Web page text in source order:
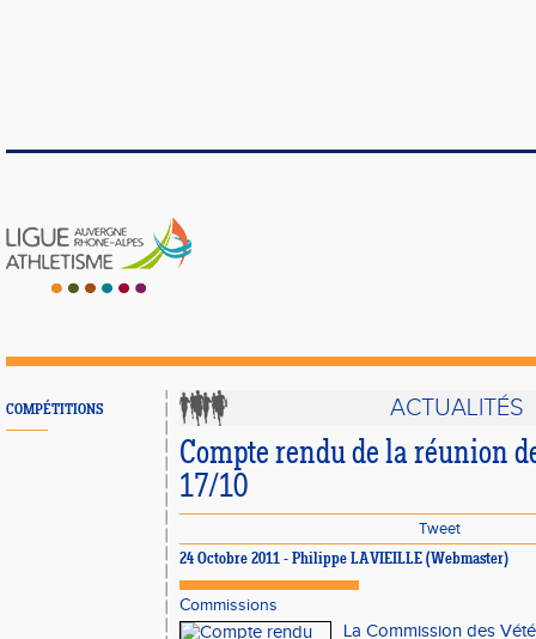
COMPÉTITIONS ACTUALITÉS
Compte rendu de la réunion
17/10
Tweet
24 Octobre 2011 - Philippe LAVIEILLE (Webmaster)
Commissions
La Commission des